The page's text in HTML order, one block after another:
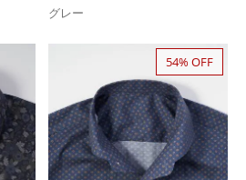
グレー
54% OFF